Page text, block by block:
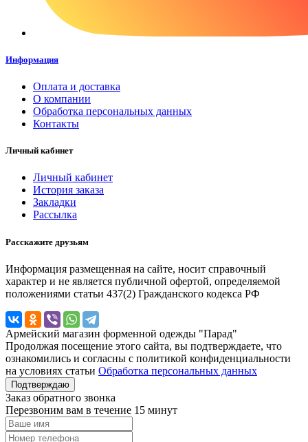
Информация
Оплата и доставка
О компании
Обработка персональных данных
Контакты
Личный кабинет
Личный кабинет
История заказа
Закладки
Рассылка
Расскажите друзьям
Информация размещенная на сайте, носит справочный
характер и не является публичной офертой, определяемой
положениями статьи 437(2) Гражданского кодекса РФ
Армейский магазин форменной одежды "Парад"
Продолжая посещение этого сайта, вы подтверждаете, что
ознакомились и согласны с политикой конфиденциальности
на условиях статьи Обработка персональных данных
Подтверждаю
Заказ обратного звонка
Перезвоним вам в течение 15 минут